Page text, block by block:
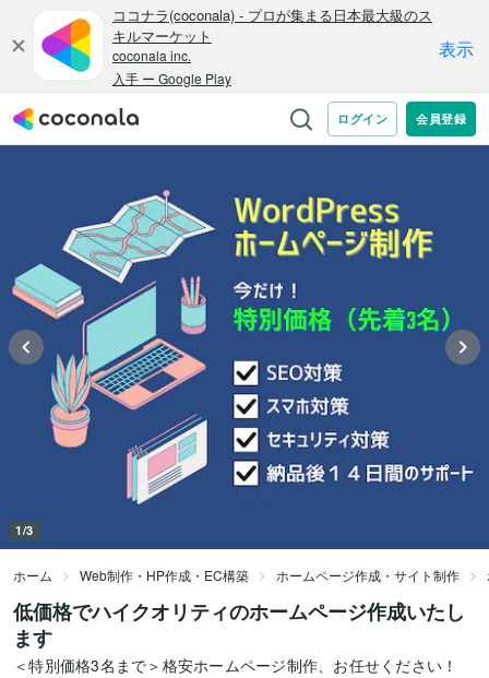
1/3
ホーム Web制作・HP作成・EC構築 ホームページ作成・サイト制作
低価格でハイクオリティのホームページ作成いたし
ます
＜特別価格3名まで＞格安ホームページ制作、お任せください！